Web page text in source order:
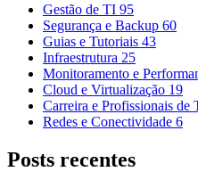
Gestão de TI 95
Segurança e Backup 60
Guias e Tutoriais 43
Infraestrutura 25
Monitoramento e
Cloud e Virtualização 19
Carreira e Profissionais de
Redes e Conectividade 6
Posts recentes